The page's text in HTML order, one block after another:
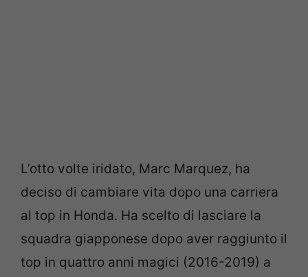
L’otto volte iridato, Marc Marquez, ha
deciso di cambiare vita dopo una carriera
al top in Honda. Ha scelto di lasciare la
squadra giapponese dopo aver raggiunto il
top in quattro anni magici (2016-2019) a